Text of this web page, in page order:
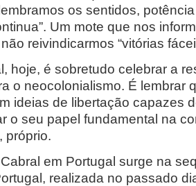
os sentidos,
Um mote que nos
reivindicarmos “vitórias
hoje, é sobretudo celebrar a
o neocolonialismo. É lembrar
ideias de libertação capazes
o seu papel fundamental na
próprio.
em Portugal surge na
realizada no passado